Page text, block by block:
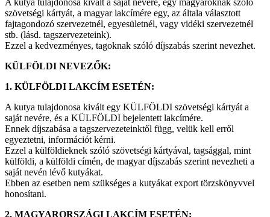
szövetségi kártyát, a magyar lakcímére egy, az általa választott
fajtagondozó szervezetnél, egyesületnél, vagy vidéki szervezetnél
stb. (lásd. tagszervezeteink).
Ezzel a kedvezményes, tagoknak szóló díjszabás szerint nevezhet.
KÜLFÖLDI NEVEZŐK:
1. KÜLFÖLDI LAKCÍM ESETÉN:
A kutya tulajdonosa kivált egy KÜLFÖLDI szövetségi kártyát a
saját nevére, és a KÜLFÖLDI bejelentett lakcímére.
Ennek díjszabása a tagszervezeteinktől függ, velük kell erről
egyeztetni, információt kérni.
Ezzel a külföldieknek szóló szövetségi kártyával, tagsággal, mint
külföldi, a külföldi címén, de magyar díjszabás szerint nevezheti a
saját nevén lévő kutyákat.
Ebben az esetben nem szükséges a kutyákat export törzskönyvvel
honosítani.
2. MAGYARORSZÁGI LAKCÍM ESETÉN: